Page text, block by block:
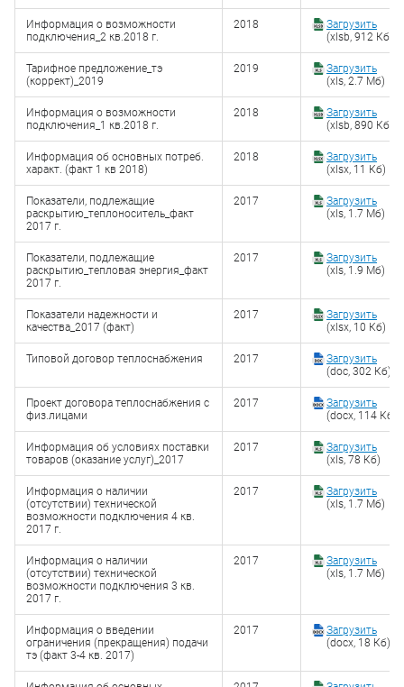
Информация о возможности
подключения_2 кв.2018 г.
2018
Загрузить
(xlsb, 912 Кб)
Тарифное предложение_тэ
(коррект)_2019
2019
Загрузить
(xls, 2.7 Мб)
Информация о возможности
подключения_1 кв.2018 г.
2018
Загрузить
(xlsb, 890 Кб)
Информация об основных потреб.
характ. (факт 1 кв 2018)
2018
Загрузить
(xlsx, 11 Кб)
Показатели, подлежащие
раскрытию_теплоноситель_факт
2017 г.
2017
Загрузить
(xls, 1.7 Мб)
Показатели, подлежащие
раскрытию_тепловая энергия_факт
2017 г.
2017
Загрузить
(xls, 1.9 Мб)
Показатели надежности и
качества_2017 (факт)
2017
Загрузить
(xlsx, 10 Кб)
Типовой договор теплоснабжения 2017
Загрузить
(doc, 302 Кб)
Проект договора теплоснабжения с
физ.лицами
2017
Загрузить
(docx, 114 Кб)
Информация об условиях поставки
товаров (оказание услуг)_2017
2017
Загрузить
(xls, 78 Кб)
Информация о наличии
(отсутствии) технической
возможности подключения 4 кв.
2017 г.
2017
Загрузить
(xls, 1.7 Мб)
Информация о наличии
(отсутствии) технической
возможности подключения 3 кв.
2017 г.
2017
Загрузить
(xls, 1.7 Мб)
Информация о введении
ограничения (прекращения) подачи
тэ (факт 3-4 кв. 2017)
2017
Загрузить
(docx, 18 Кб)